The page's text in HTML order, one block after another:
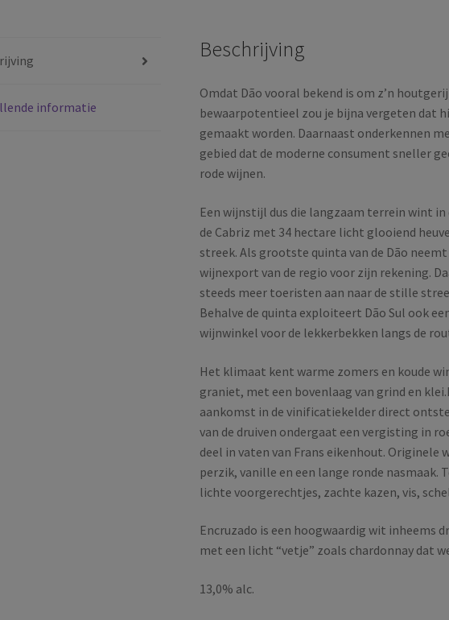
Terras
Dão
|
Portugal
|
informatie
Beschrijving
Omdat Dão vooral bekend is om z’n
bewaarpotentieel zou je bijna vergeten dat
gemaakt worden. Daarnaast onderkennen
gebied dat de moderne consument sneller
rode wijnen.
Een wijnstijl dus die langzaam terrein wint in
de Cabriz met 34 hectare licht glooiend
streek. Als grootste quinta van de Dão
wijnexport van de regio voor zijn rekening.
steeds meer toeristen aan naar de stille
Behalve de quinta exploiteert Dão Sul ook
wijnwinkel voor de lekkerbekken langs de
Het klimaat kent warme zomers en koude
graniet, met een bovenlaag van grind en
aankomst in de vinificatiekelder direct
van de druiven ondergaat een vergisting in
deel in vaten van Frans eikenhout. Originele
perzik, vanille en een lange ronde nasmaak.
lichte voorgerechtjes, zachte kazen, vis,
Encruzado is een hoogwaardig wit inheems
met een licht “vetje” zoals chardonnay dat
13,0% alc.